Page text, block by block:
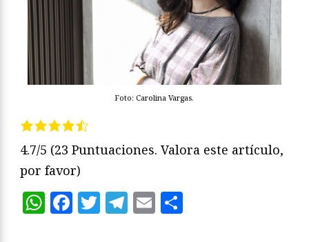
Foto: Carolina Vargas.
4.7/5 (23 Puntuaciones. Valora este artículo,
por favor)
WhatsApp
Facebook
Twitter
Telegram
Email